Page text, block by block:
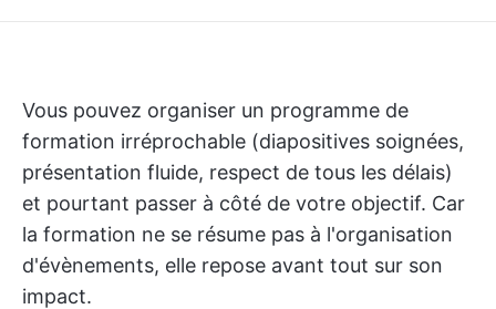
Vous pouvez organiser un programme de
formation irréprochable (diapositives soignées,
présentation fluide, respect de tous les délais)
et pourtant passer à côté de votre objectif. Car
la formation ne se résume pas à l'organisation
d'évènements, elle repose avant tout sur son
impact.